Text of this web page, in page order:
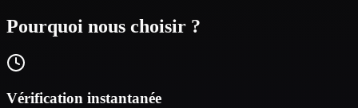
Pourquoi nous choisir ?
Vérification instantanée